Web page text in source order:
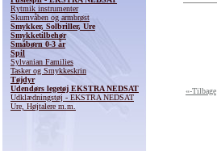
Rytmik instrumenter
Skumvåben og armbrøst
Smykker, Solbriller, Ure
Smykketilbehør
Småbørn 0-3 år
Spil
Sylvanian Families
Tasker og Smykkeskrin
Tøjdyr
Udendørs legetøj EKSTRA NEDSAT
Udklædningstøj - EKSTRA NEDSAT
Ure, Højtalere m.m.
«-Tilbage